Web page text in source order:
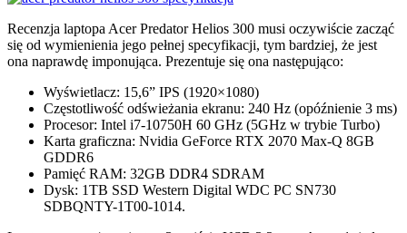
Recenzja laptopa Acer Predator Helios 300 musi oczywiście zacząć
się od wymienienia jego pełnej specyfikacji, tym bardziej, że jest
ona naprawdę imponująca. Prezentuje się ona następująco:
Wyświetlacz: 15,6” IPS (1920×1080)
Częstotliwość odświeżania ekranu: 240 Hz (opóźnienie 3 ms)
Procesor: Intel i7-10750H 60 GHz (5GHz w trybie Turbo)
Karta graficzna: Nvidia GeForce RTX 2070 Max-Q 8GB
GDDR6
Pamięć RAM: 32GB DDR4 SDRAM
Dysk: 1TB SSD Western Digital WDC PC SN730
SDBQNTY-1T00-1014.